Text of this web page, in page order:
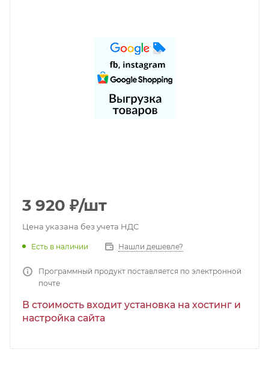
3 920 ₽/шт
Цена указана без учета НДС
Есть в наличии Нашли дешевле?
Программный продукт поставляется по электронной
почте
В стоимость входит установка на хостинг и
настройка сайта